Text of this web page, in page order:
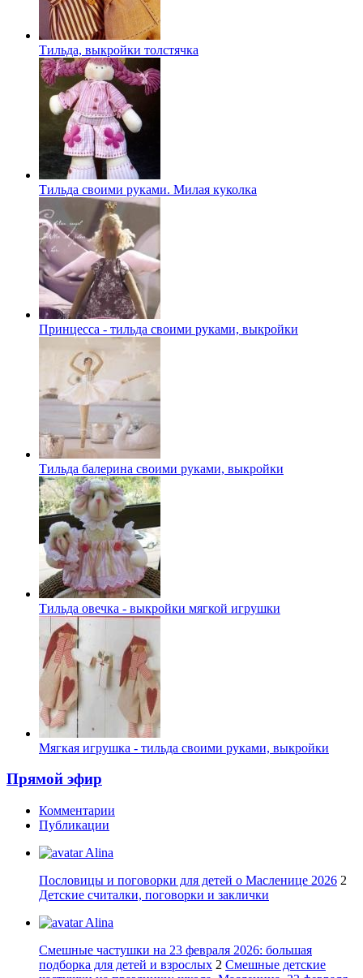
Тильда, выкройки толстячка
Тильда своими руками. Милая куколка
Принцесса - тильда своими руками, выкройки
Тильда балерина своими руками, выкройки
Тильда овечка - выкройки мягкой игрушки
Мягкая игрушка - тильда своими руками, выкройки
Прямой эфир
Комментарии
Публикации
Alina
Пословицы и поговорки для детей о Масленице 2026 2
Детские считалки, поговорки и заклички
Alina
Смешные частушки на 23 февраля 2026: большая
подборка для детей и взрослых 2 Смешные детские